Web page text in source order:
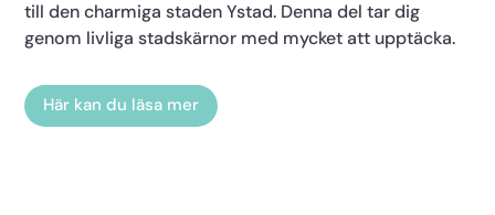
till den charmiga staden Ystad. Denna del tar dig
genom livliga stadskärnor med mycket att upptäcka.
Här kan du läsa mer